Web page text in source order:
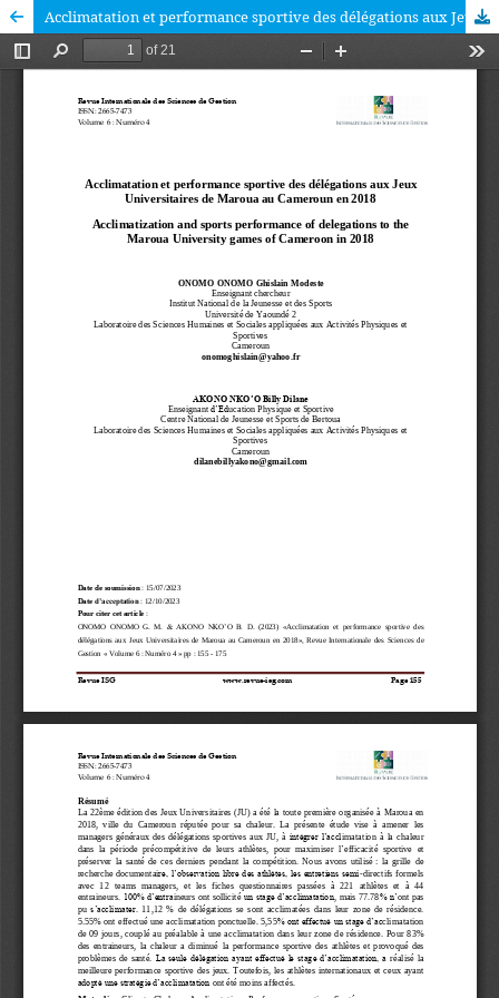
Acclimatation et performance sportive des délégations aux Jeux Universitaires de Maroua au Cameroun en 2018